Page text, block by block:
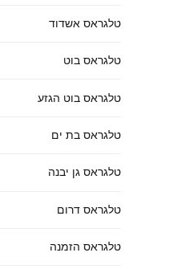
טלגראס אשדוד
טלגראס בוט
טלגראס בוט הגזע
טלגראס בת ים
טלגראס גן יבנה
טלגראס דרום
טלגראס הזמנה